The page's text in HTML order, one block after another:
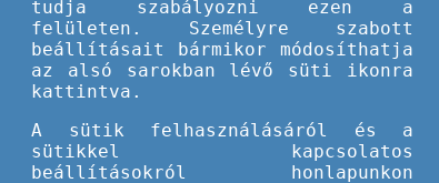
tudja szabályozni ezen a
felületen. Személyre szabott
beállításait bármikor módosíthatja
az alsó sarokban lévő süti ikonra
kattintva.
A sütik felhasználásáról és a
sütikkel kapcsolatos
beállításokról honlapunkon